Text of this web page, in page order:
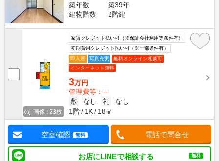
築年数
築39年
建物階数
2階建
画像 : 23枚
家賃クレジット払い可（※保証会社利用等条件有）
初期費用クレジット払い可（※一部条件有）
即入居
写真充実
無料オンライン相談可
インターネット無料
3万円
管理費等：--
敷
なし 礼
なし
1階
1K 18㎡
空室確認 無料 電話で問合せ
お店にLINEで相談する 無料